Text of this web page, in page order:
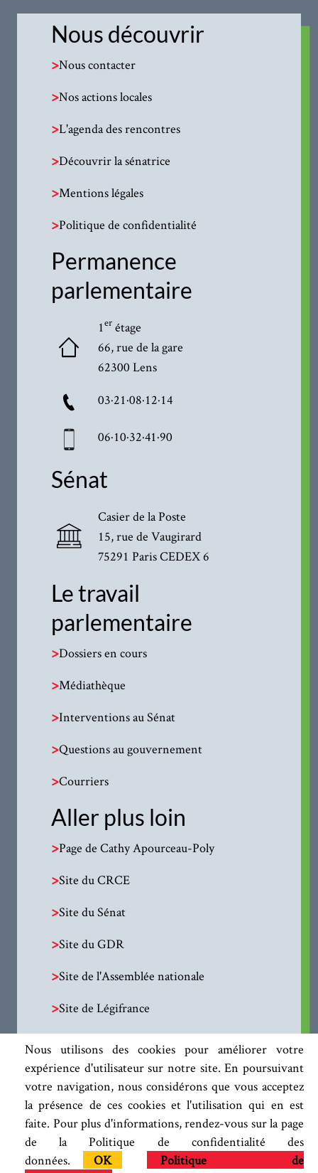
Nous utilisons des cookies pour améliorer votre
expérience d'utilisateur sur notre site. En poursuivant
votre navigation, nous considérons que vous acceptez
la présence de ces cookies et l'utilisation qui en est
faite. Pour plus d'informations, rendez-vous sur la page
de la Politique de confidentialité des
données.
OK
Politique de
Nous découvrir
>Nous contacter
>Nos actions locales
>L'agenda des rencontres
>Découvrir la sénatrice
>Mentions légales
>Politique de confidentialité
Permanence
parlementaire
1erétage
66, rue de la gare
62300 Lens
03·21·08·12·14
06·10·32·41·90
Sénat
Casier de la Poste
15, rue de Vaugirard
75291 Paris CEDEX 6
Le travail
parlementaire
>Dossiers en cours
>Médiathèque
>Interventions au Sénat
>Questions au gouvernement
>Courriers
Aller plus loin
>Page de Cathy Apourceau-Poly
>Site du CRCE
>Site du Sénat
>Site du GDR
>Site de l'Assemblée nationale
>Site de Légifrance